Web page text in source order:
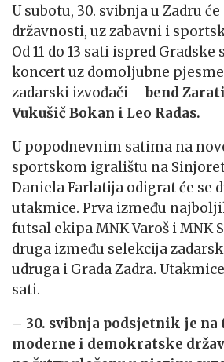
U subotu, 30. svibnja u Zadru
državnosti, uz zabavni i
Od 11 do 13 sati ispred
koncert uz domoljubne
zadarski izvođači –bend
Vukušič Bokan i Leo Radas.
U popodnevnim satima na
sportskom igralištu na
Daniela Farlatija odigrat će se
utakmice. Prva između
futsal ekipa MNK Varoš i MNK
druga između selekcija
udruga i Grada Zadra.
sati.
– 30. svibnja podsjetnik je na
moderne i demokratske